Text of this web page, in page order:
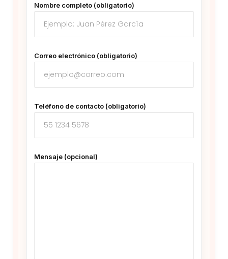
Nombre completo (obligatorio)
Correo electrónico (obligatorio)
Teléfono de contacto (obligatorio)
Mensaje (opcional)